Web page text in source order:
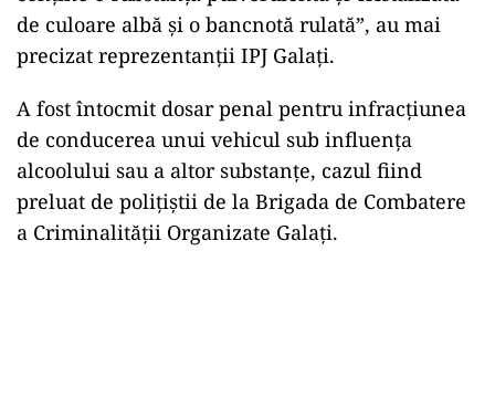
de culoare albă şi o bancnotă rulată”, au mai
precizat reprezentanții IPJ Galați.
A fost întocmit dosar penal pentru infracţiunea
de conducerea unui vehicul sub influenţa
alcoolului sau a altor substanţe, cazul fiind
preluat de polițiștii de la Brigada de Combatere
a Criminalităţii Organizate Galaţi.